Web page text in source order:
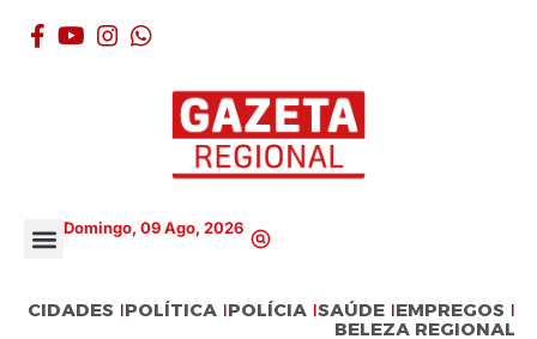
Domingo, 09 Ago, 2026
CIDADES POLÍTICA POLÍCIA SAÚDE EMPREGOS
BELEZA REGIONAL